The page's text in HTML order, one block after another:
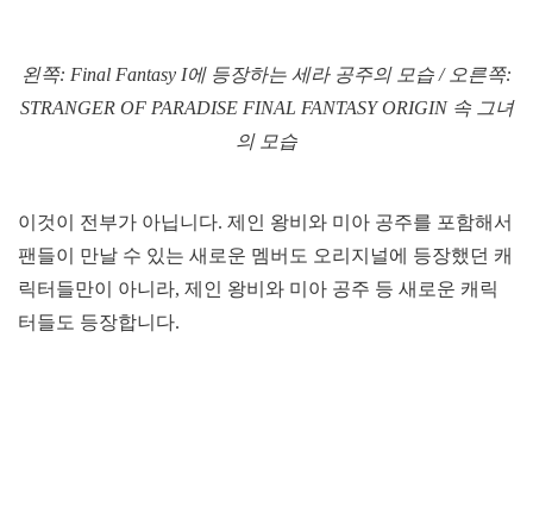
왼쪽: Final Fantasy I에 등장하는 세라 공주의 모습 / 오른쪽:
STRANGER OF PARADISE FINAL FANTASY ORIGIN 속 그녀
의 모습
이것이 전부가 아닙니다. 제인 왕비와 미아 공주를 포함해서
팬들이 만날 수 있는 새로운 멤버도 오리지널에 등장했던 캐
릭터들만이 아니라, 제인 왕비와 미아 공주 등 새로운 캐릭
터들도 등장합니다.